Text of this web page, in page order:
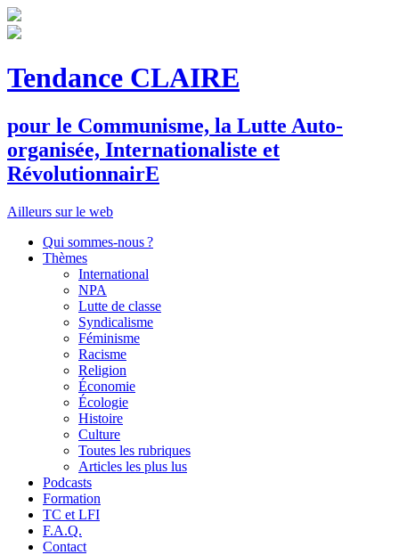
Tendance CLAIRE
pour le Communisme, la Lutte Auto-
organisée, Internationaliste et
RévolutionnairE
Ailleurs sur le web
Qui sommes-nous ?
Thèmes
International
NPA
Lutte de classe
Syndicalisme
Féminisme
Racisme
Religion
Économie
Écologie
Histoire
Culture
Toutes les rubriques
Articles les plus lus
Podcasts
Formation
TC et LFI
F.A.Q.
Contact